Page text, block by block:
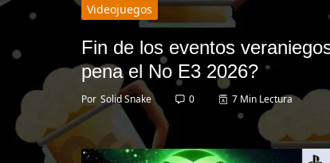
Videojuegos
Fin de los eventos
pena el No E3 2026?
Por Solid Snake 0 7 Min Lectura